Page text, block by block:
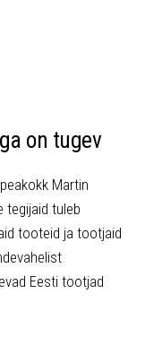
on tugev
Martin
tegijaid tuleb
tooteid ja tootjaid
Eesti tootjad